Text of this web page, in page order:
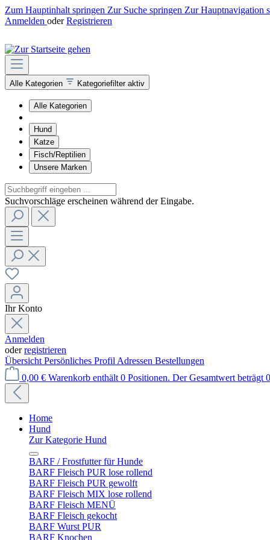
Zum Hauptinhalt springen Zur Suche springen Zur Hauptnavigation
Anmelden oder Registrieren
Alle Kategorien Kategoriefilter aktiv
Alle Kategorien
Hund
Katze
Fisch/Reptilien
Unsere Marken
Suchvorschläge erscheinen während der Eingabe.
Ihr Konto
Anmelden
oderregistrieren
Übersicht Persönliches Profil Adressen Bestellungen
0,00 € Warenkorb enthält 0 Positionen. Der Gesamtwert beträgt
Home
Hund
Zur Kategorie Hund
BARF / Frostfutter für Hunde
BARF Fleisch PUR lose rollend
BARF Fleisch PUR gewolft
BARF Fleisch MIX lose rollend
BARF Fleisch MENÜ
BARF Fleisch gekocht
BARF Wurst PUR
BARF Knochen